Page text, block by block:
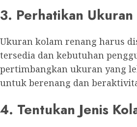
3. Perhatikan Ukuran
Ukuran kolam renang harus
tersedia dan kebutuhan
pertimbangkan ukuran yang
untuk berenang dan
4. Tentukan Jenis